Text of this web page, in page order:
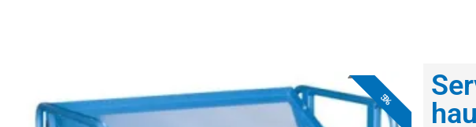
5%
5%
5%
5%
5%
5%
5%